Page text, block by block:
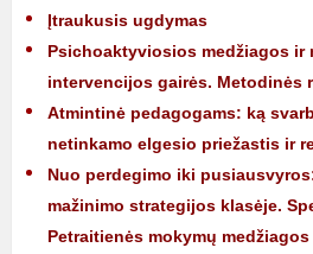
Įtraukusis ugdymas
Psichoaktyviosios medžiagos ir
intervencijos gairės. Metodinės
Atmintinė pedagogams: ką
netinkamo elgesio priežastis ir
Nuo perdegimo iki
mažinimo strategijos klasėje.
Petraitienės mokymų